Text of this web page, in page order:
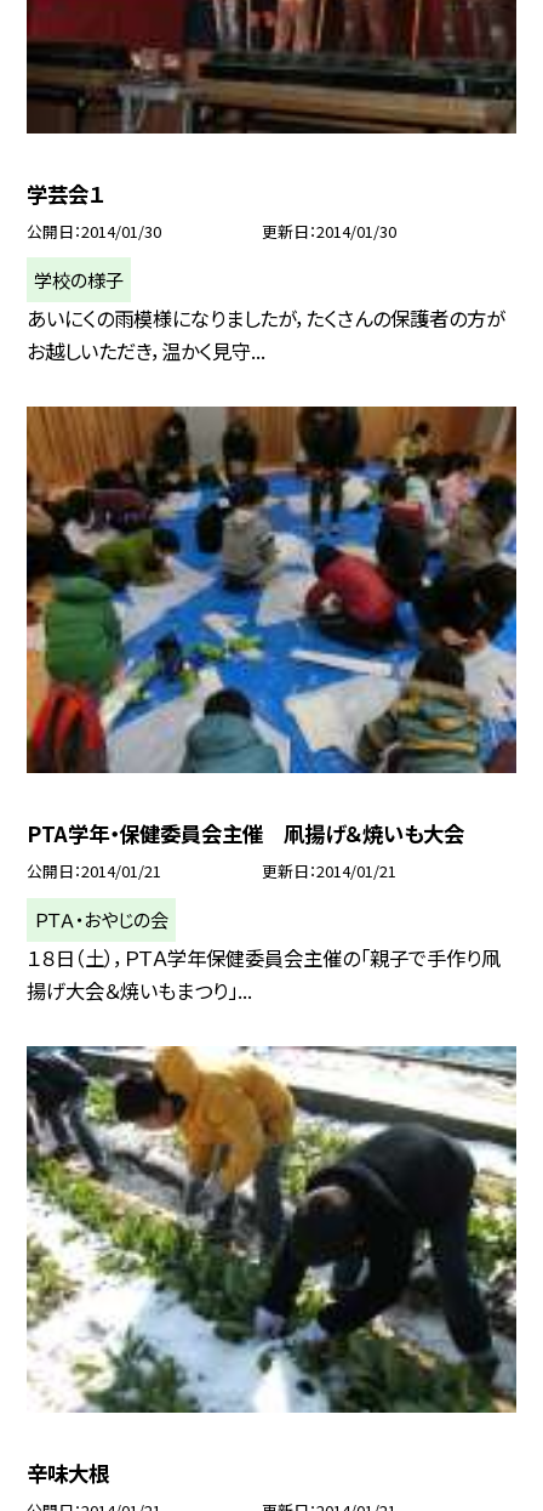
学芸会１
公開日 2014/01/30 更新日 2014/01/30
学校の様子
あいにくの雨模様になりましたが，たくさんの保護者の方が
お越しいただき，温かく見守...
PTA学年・保健委員会主催 凧揚げ＆焼いも大会
公開日 2014/01/21 更新日 2014/01/21
ＰＴＡ・おやじの会
１８日（土），ＰＴＡ学年保健委員会主催の「親子で手作り凧
揚げ大会＆焼いもまつり」...
辛味大根